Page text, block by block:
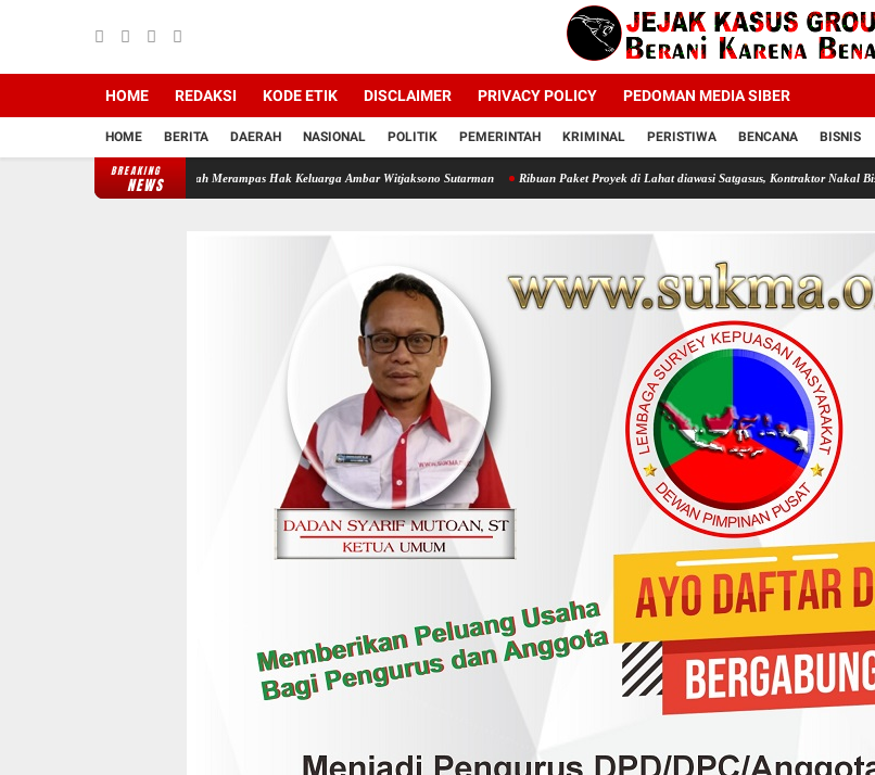
HOME REDAKSI KODE ETIK DISCLAIMER PRIVACY POLICY PEDOMAN MEDIA SIBER
HOME BERITA DAERAH NASIONAL POLITIK PEMERINTAH KRIMINAL PERISTIWA BENCANA BISNIS
BREAKING
NEWS
Backing Mafia Tanah Merampas Hak Keluarga Ambar Witjaksono Sutarman Ribuan Paket Proyek di Lahat diawasi Satgasus, Kontraktor Nakal Bisa Terancam Bui